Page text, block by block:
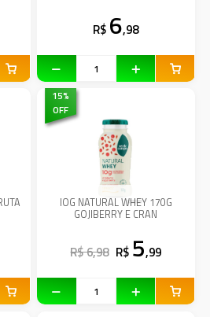
R$ 6,98
15%
OFF
IOG NATURAL WHEY 170G
GOJIBERRY E CRAN
R$ 6,98 R$ 5,99